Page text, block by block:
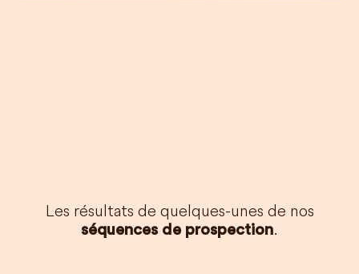
Les résultats de quelques-unes de nos
séquences de prospection.